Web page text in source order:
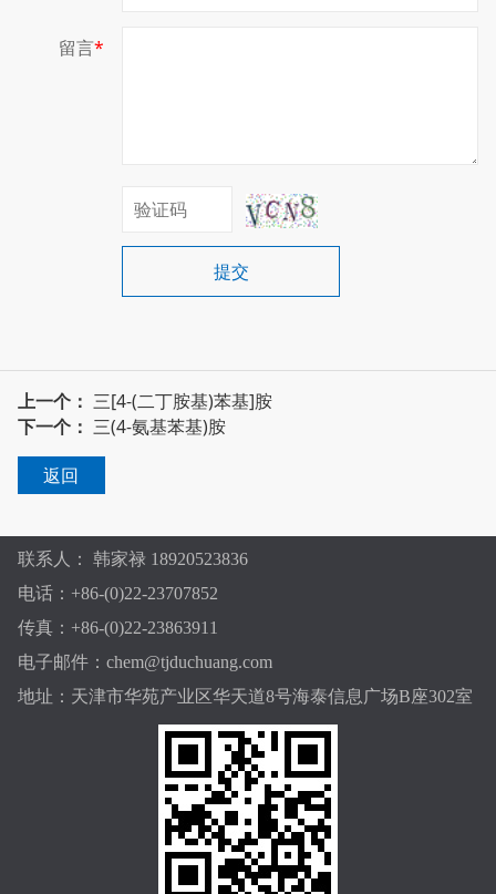
留言*
提交
上一个： 三[4-(二丁胺基)苯基]胺
下一个： 三(4-氨基苯基)胺
返回
联系人： 韩家禄 18920523836
电话：+86-(0)22-23707852
传真：+86-(0)22-23863911
电子邮件：chem@tjduchuang.com
地址：天津市华苑产业区华天道8号海泰信息广场B座302室